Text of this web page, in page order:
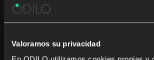
Valoramos su privacidad